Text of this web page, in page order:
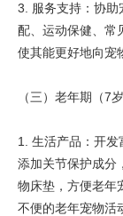
3. 服务支持：协助
配、运动保健、常
使其能更好地向宠
（三）老年期（7
1. 生活产品：开发
添加关节保护成分
物床垫，方便老年
不便的老年宠物活